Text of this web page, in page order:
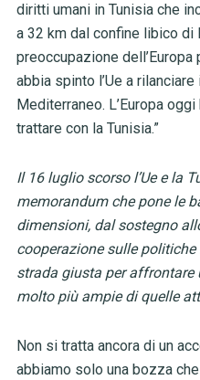
diritti umani in Tunisia che
a 32 km dal confine libico di
preoccupazione
abbia spinto l’Ue a
Mediterraneo. L’Europa
trattare con la Tunisia.”
Il 16 luglio scorso l’Ue e la
memorandum che pone le
dimensioni, dal sostegno
cooperazione sulle
strada giusta per affrontare
molto più ampie di quelle
Non si tratta ancora di un
abbiamo solo una bozza